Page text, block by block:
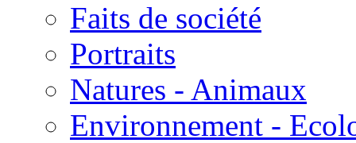
Faits de société
Portraits
Natures - Animaux
Environnement -